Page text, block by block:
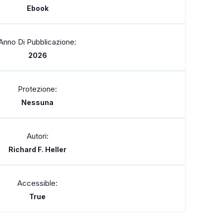
Ebook
Di Pubblicazione:
2026
Protezione:
Nessuna
Autori:
Richard F. Heller
Accessible:
True